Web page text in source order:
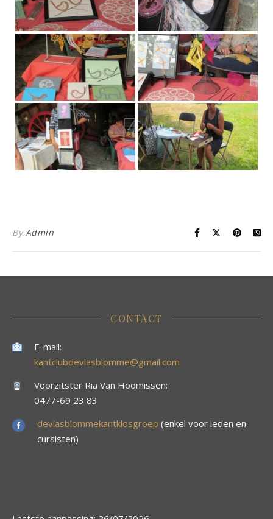
ByAdmin
CONTACT
E-mail:
kantclubdevlasblomme@gmail.com
Voorzitster Ria Van Hoomissen:
0477-69 23 83
devlasblommekantklosgroep (enkel voor leden en
cursisten)